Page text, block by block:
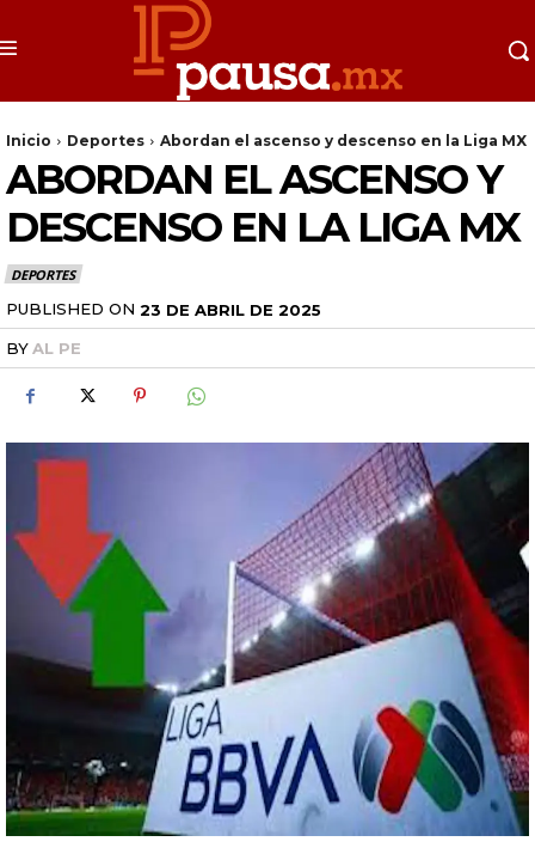
Inicio Deportes Abordan el ascenso y descenso en la Liga MX
ABORDAN EL ASCENSO Y
DESCENSO EN LA LIGA MX
DEPORTES
PUBLISHED ON 23 DE ABRIL DE 2025
BYAL PE